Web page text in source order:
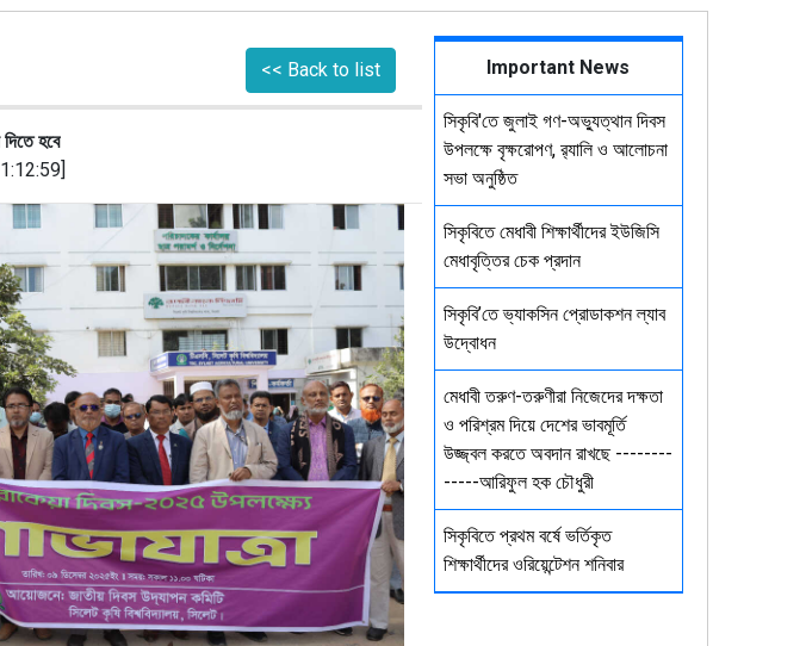
<< Back to list
হবে
Important News
সিকৃবি'তে জুলাই গণ-অভ্যুত্থান দিবস
উপলক্ষে বৃক্ষরোপণ, র‍্যালি ও আলোচনা
সভা অনুষ্ঠিত
সিকৃবিতে মেধাবী শিক্ষার্থীদের ইউজিসি
মেধাবৃত্তির চেক প্রদান
সিকৃবি’তে ভ্যাকসিন প্রোডাকশন ল্যাব
উদ্বোধন
মেধাবী তরুণ-তরুণীরা নিজেদের দক্ষতা
ও পরিশ্রম দিয়ে দেশের ভাবমূর্তি
উজ্জ্বল করতে অবদান রাখছে --------
-----আরিফুল হক চৌধুরী
সিকৃবিতে প্রথম বর্ষে ভর্তিকৃত
শিক্ষার্থীদের ওরিয়েন্টেশন শনিবার